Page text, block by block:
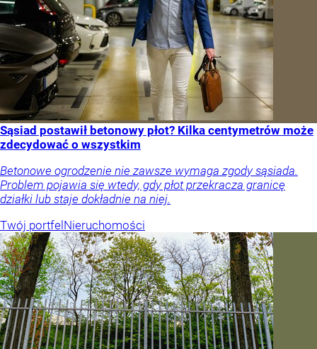
Sąsiad postawił betonowy płot? Kilka centymetrów może
zdecydować o wszystkim
Betonowe ogrodzenie nie zawsze wymaga zgody sąsiada.
Problem pojawia się wtedy, gdy płot przekracza granicę
działki lub staje dokładnie na niej.
Twój portfelNieruchomości